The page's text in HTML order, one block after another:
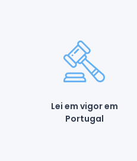
Lei em vigor em
Portugal